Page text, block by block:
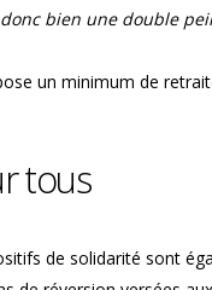
bien une double
un minimum de
tous
de solidarité sont